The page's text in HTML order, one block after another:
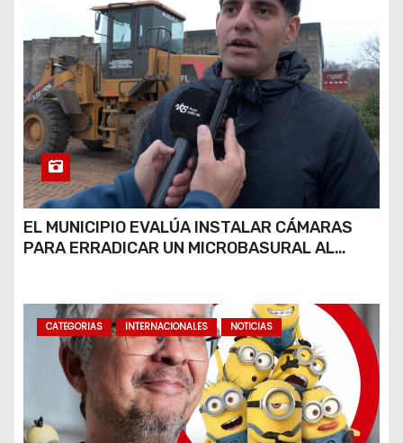
EL MUNICIPIO EVALÚA INSTALAR CÁMARAS
PARA ERRADICAR UN MICROBASURAL AL
CATEGORIAS INTERNACIONALES NOTICIAS